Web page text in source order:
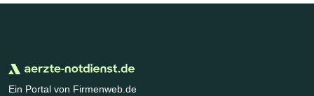
Ein Portal von Firmenweb.de